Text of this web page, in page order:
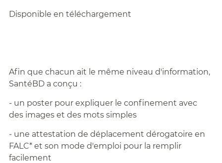
Disponible en téléchargement
Afin que chacun ait le même niveau d'information,
SantéBD a conçu :
- un poster pour expliquer le confinement avec
des images et des mots simples
- une attestation de déplacement dérogatoire en
FALC* et son mode d'emploi pour la remplir
facilement